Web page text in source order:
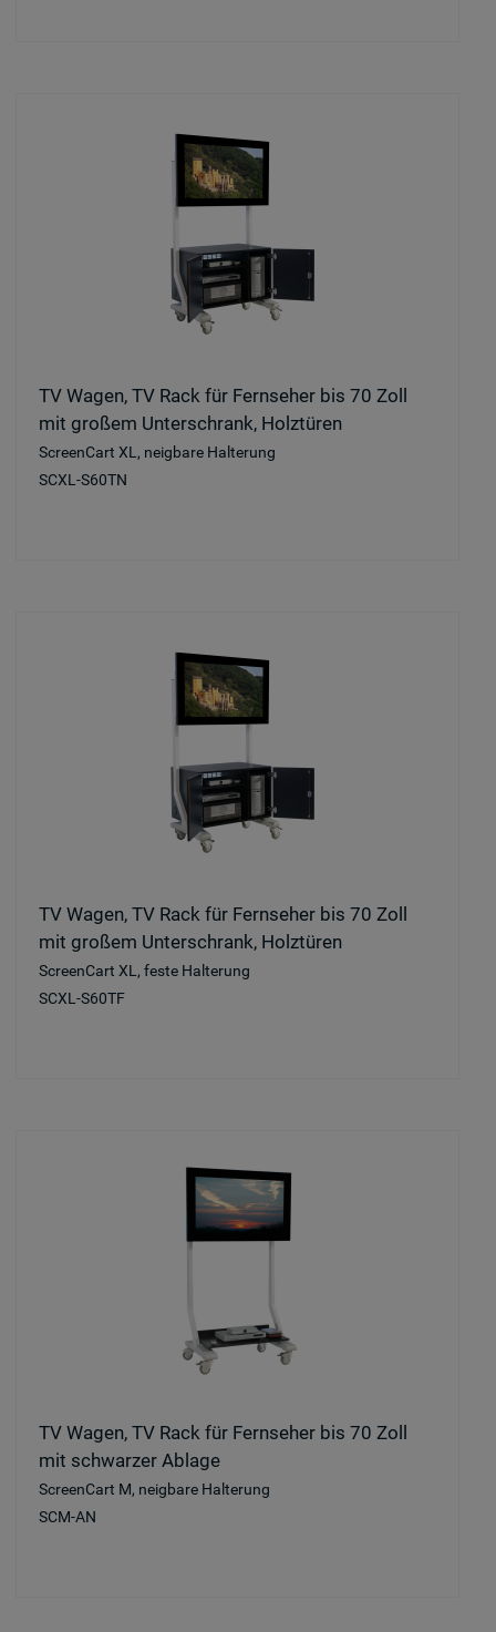
TV Wagen, TV Rack für Fernseher bis 70 Zoll
mit großem Unterschrank, Holztüren
ScreenCart XL, neigbare Halterung
SCXL-S60TN
TV Wagen, TV Rack für Fernseher bis 70 Zoll
mit großem Unterschrank, Holztüren
ScreenCart XL, feste Halterung
SCXL-S60TF
TV Wagen, TV Rack für Fernseher bis 70 Zoll
mit schwarzer Ablage
ScreenCart M, neigbare Halterung
SCM-AN